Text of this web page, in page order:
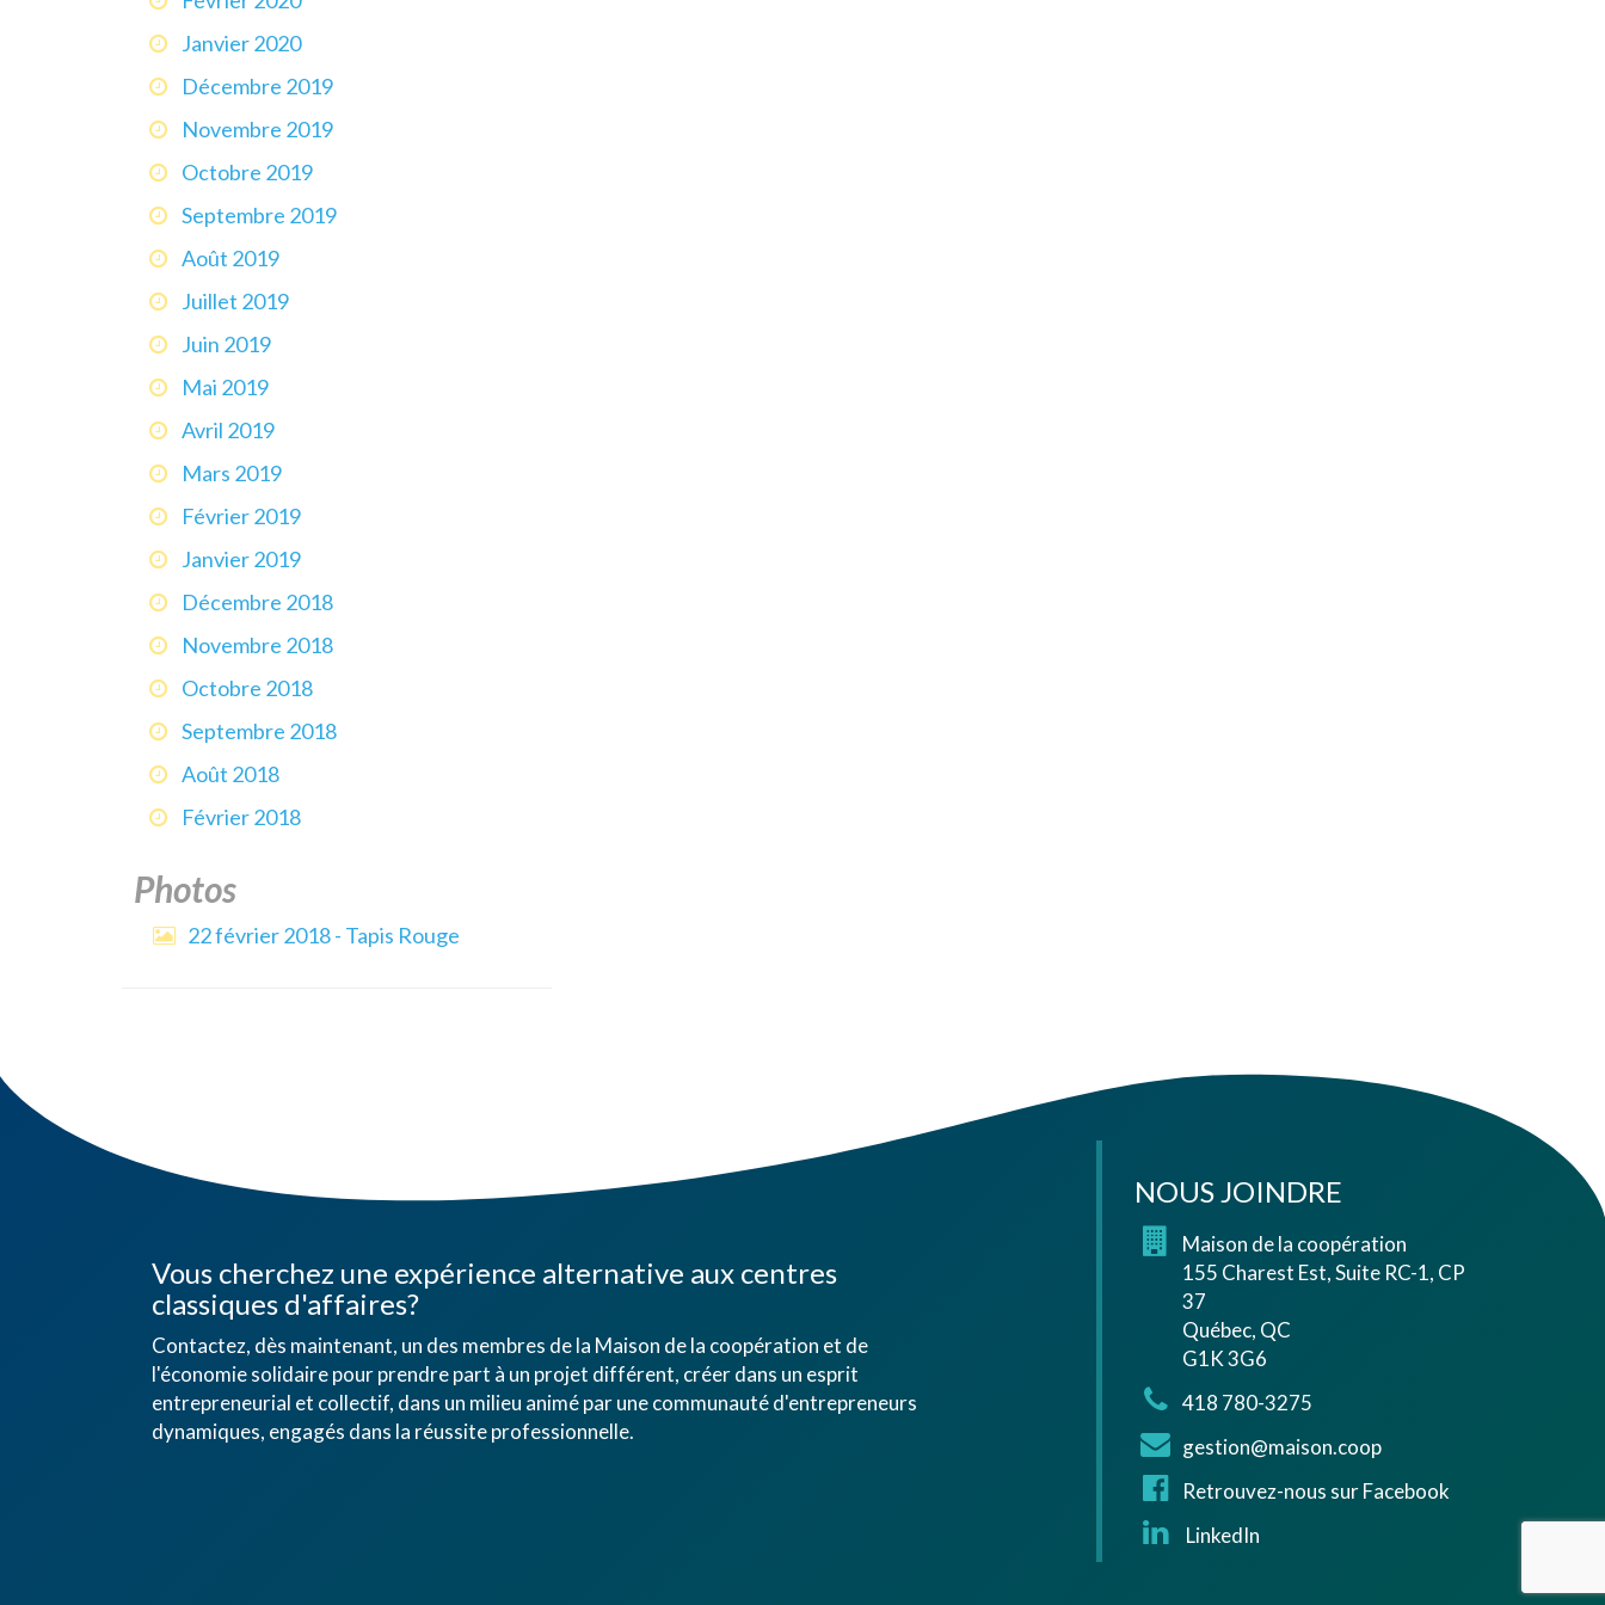
Janvier 2020
Décembre 2019
Novembre 2019
Octobre 2019
Septembre 2019
Août 2019
Juillet 2019
Juin 2019
Mai 2019
Avril 2019
Mars 2019
Février 2019
Janvier 2019
Décembre 2018
Novembre 2018
Octobre 2018
Septembre 2018
Août 2018
Février 2018
Photos
22 février 2018 - Tapis Rouge
Vous cherchez une expérience alternative aux centres
classiques d'affaires?
Contactez, dès maintenant, un des membres de la Maison de la coopération et de
l'économie solidaire pour prendre part à un projet différent, créer dans un esprit
entrepreneurial et collectif, dans un milieu animé par une communauté d'entrepreneurs
dynamiques, engagés dans la réussite professionnelle.
NOUS JOINDRE
Maison de la coopération
155 Charest Est, Suite RC-1, CP
37
Québec, QC
G1K 3G6
418 780-3275
gestion@maison.coop
Retrouvez-nous sur Facebook
LinkedIn